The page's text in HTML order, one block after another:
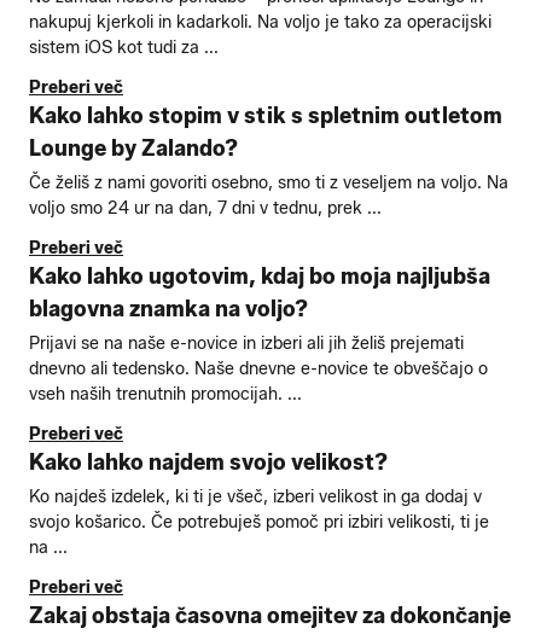
nakupuj kjerkoli in kadarkoli. Na voljo je tako za operacijski
sistem iOS kot tudi za ...
Preberi več
Kako lahko stopim v stik s spletnim outletom
Lounge by Zalando?
Če želiš z nami govoriti osebno, smo ti z veseljem na voljo. Na
voljo smo 24 ur na dan, 7 dni v tednu, prek ...
Preberi več
Kako lahko ugotovim, kdaj bo moja najljubša
blagovna znamka na voljo?
Prijavi se na naše e-novice in izberi ali jih želiš prejemati
dnevno ali tedensko. Naše dnevne e-novice te obveščajo o
vseh naših trenutnih promocijah. ...
Preberi več
Kako lahko najdem svojo velikost?
Ko najdeš izdelek, ki ti je všeč, izberi velikost in ga dodaj v
svojo košarico. Če potrebuješ pomoč pri izbiri velikosti, ti je
na ...
Preberi več
Zakaj obstaja časovna omejitev za dokončanje